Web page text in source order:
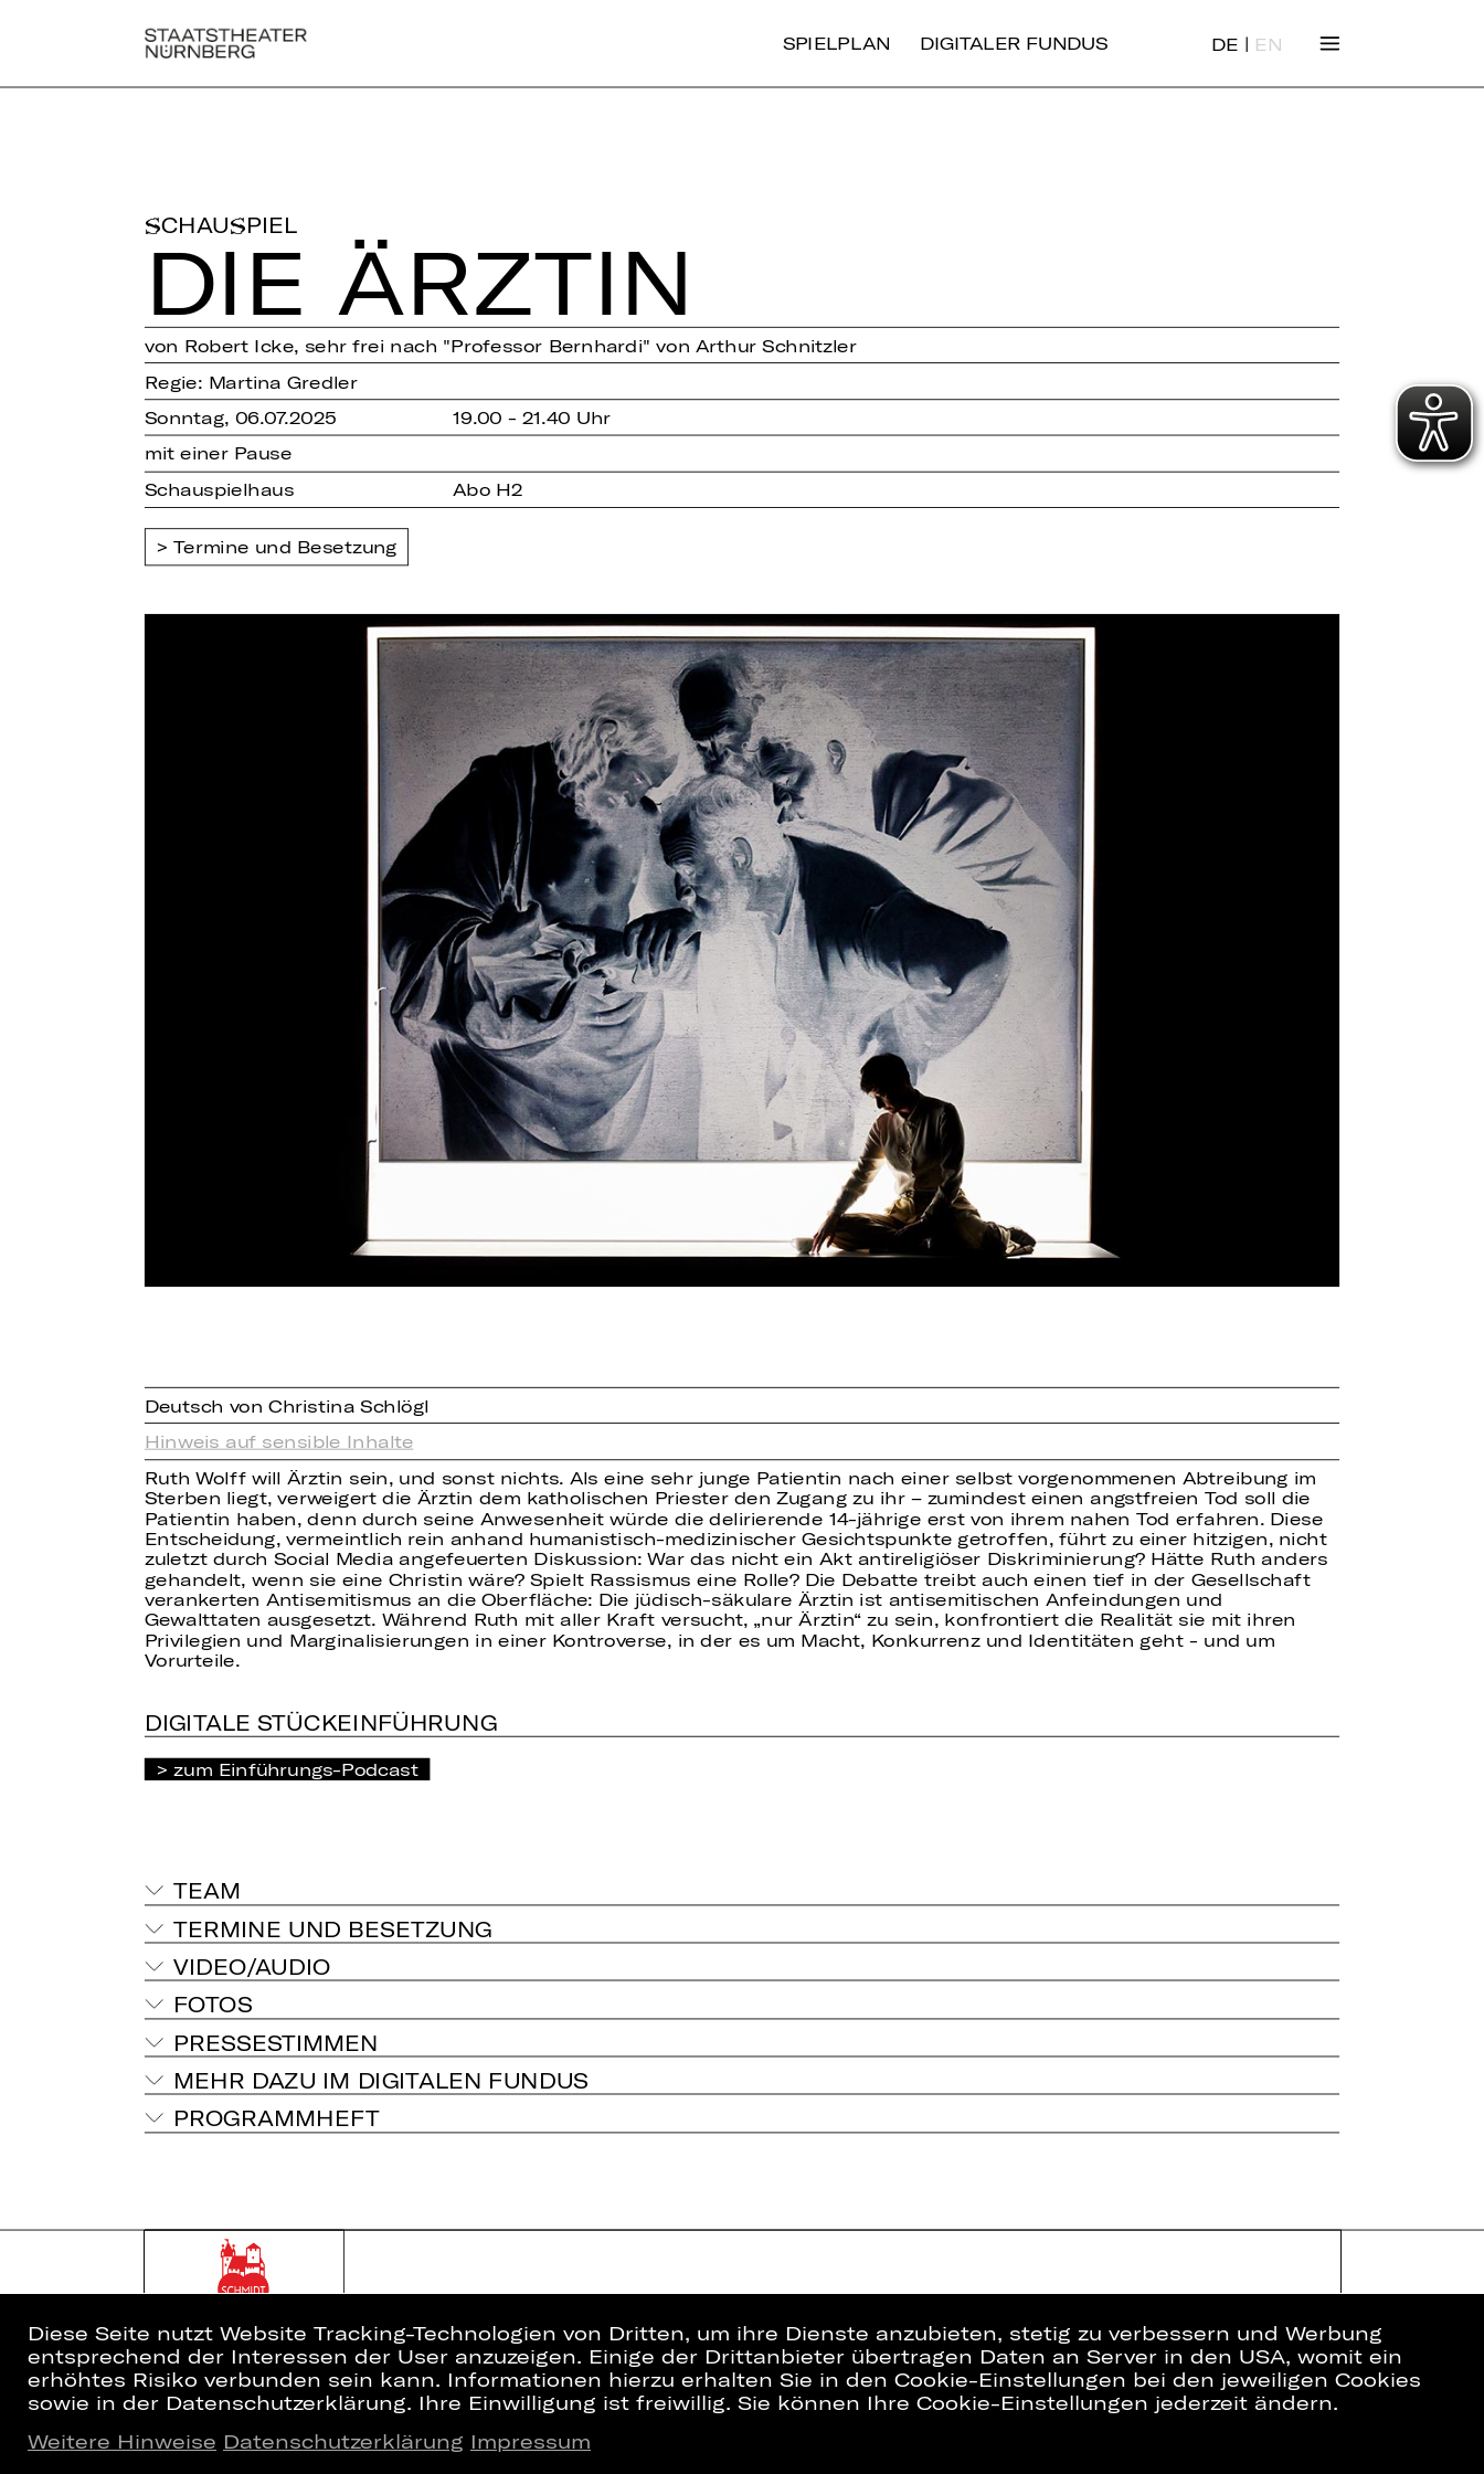
SPIELPLAN DIGITALER FUNDUS DE | EN
SCHAUSPIEL
DIE ÄRZTIN
von Robert Icke, sehr frei nach "Professor Bernhardi" von Arthur Schnitzler
Regie: Martina Gredler
Sonntag, 06.07.2025
19.00 - 21.40 Uhr
mit einer Pause
Schauspielhaus
Abo H2
Termine und Besetzung
Deutsch von Christina Schlögl
Hinweis auf sensible Inhalte
Ruth Wolff will Ärztin sein, und sonst nichts. Als eine sehr junge Patientin nach einer selbst vorgenommenen Abtreibung im
Sterben liegt, verweigert die Ärztin dem katholischen Priester den Zugang zu ihr – zumindest einen angstfreien Tod soll die
Patientin haben, denn durch seine Anwesenheit würde die delirierende 14-jährige erst von ihrem nahen Tod erfahren. Diese
Entscheidung, vermeintlich rein anhand humanistisch-medizinischer Gesichtspunkte getroffen, führt zu einer hitzigen, nicht
zuletzt durch Social Media angefeuerten Diskussion: War das nicht ein Akt antireligiöser Diskriminierung? Hätte Ruth anders
gehandelt, wenn sie eine Christin wäre? Spielt Rassismus eine Rolle? Die Debatte treibt auch einen tief in der Gesellschaft
verankerten Antisemitismus an die Oberfläche: Die jüdisch-säkulare Ärztin ist antisemitischen Anfeindungen und
Gewalttaten ausgesetzt. Während Ruth mit aller Kraft versucht, „nur Ärztin“ zu sein, konfrontiert die Realität sie mit ihren
Privilegien und Marginalisierungen in einer Kontroverse, in der es um Macht, Konkurrenz und Identitäten geht - und um
Vorurteile.
DIGITALE STÜCKEINFÜHRUNG
zum Einführungs-Podcast
TEAM
TERMINE UND BESETZUNG
VIDEO/AUDIO
FOTOS
PRESSESTIMMEN
MEHR DAZU IM DIGITALEN FUNDUS
PROGRAMMHEFT
Home Newsletter
Diese Seite nutzt Website Tracking-Technologien von Dritten, um ihre Dienste anzubieten, stetig zu verbessern und Werbung
entsprechend der Interessen der User anzuzeigen. Einige der Drittanbieter übertragen Daten an Server in den USA, womit ein
erhöhtes Risiko verbunden sein kann. Informationen hierzu erhalten Sie in den Cookie-Einstellungen bei den jeweiligen Cookies
sowie in der Datenschutzerklärung. Ihre Einwilligung ist freiwillig. Sie können Ihre Cookie-Einstellungen jederzeit ändern.
Weitere Hinweise Datenschutzerklärung Impressum